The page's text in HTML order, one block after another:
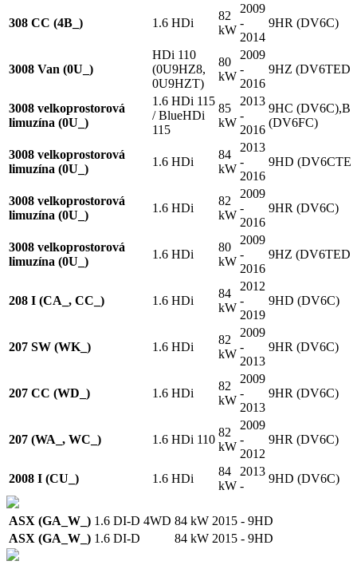
308 CC (4B_) 1.6 HDi
82
kW
2009
-
2014
9HR (DV6C)
3008 Van (0U_)
HDi 110
(0U9HZ8,
0U9HZT)
80
kW
2009
-
2016
9HZ
3008 velkoprostorová
limuzína (0U_)
1.6 HDi 115
/ BlueHDi
115
85
kW
2013
-
2016
9HC
(DV6FC)
3008 velkoprostorová
limuzína (0U_)
1.6 HDi
84
kW
2013
-
2016
9HD
3008 velkoprostorová
limuzína (0U_)
1.6 HDi
82
kW
2009
-
2016
9HR (DV6C)
3008 velkoprostorová
limuzína (0U_)
1.6 HDi
80
kW
2009
-
2016
9HZ
208 I (CA_, CC_) 1.6 HDi
84
kW
2012
-
2019
9HD (DV6C)
207 SW (WK_) 1.6 HDi
82
kW
2009
-
2013
9HR (DV6C)
207 CC (WD_) 1.6 HDi
82
kW
2009
-
2013
9HR (DV6C)
207 (WA_, WC_) 1.6 HDi 110
82
kW
2009
-
2012
9HR (DV6C)
2008 I (CU_) 1.6 HDi
84
kW
2013
-
9HD (DV6C)
ASX (GA_W_) 1.6 DI-D 4WD 84 kW 2015 - 9HD
ASX (GA_W_) 1.6 DI-D 84 kW 2015 - 9HD